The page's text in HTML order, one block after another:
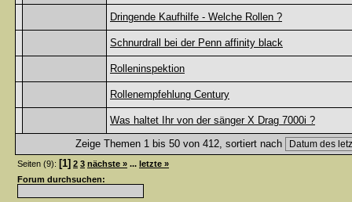
Dringende Kaufhilfe - Welche Rollen ?
Schnurdrall bei der Penn affinity black
Rolleninspektion
Rollenempfehlung Century
Was haltet Ihr von der sänger X Drag 7000i ?
Zeige Themen 1 bis 50 von 412, sortiert nach
Seiten (9): [1] 2 3 nächste » ... letzte »
Forum durchsuchen: